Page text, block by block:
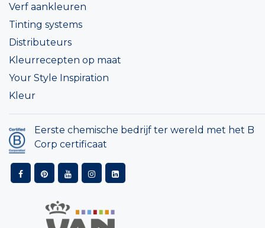
Verf aankleuren
Tinting systems
Distributeurs
Kleurrecepten op maat
Your Style Inspiration
Kleur
Eerste chemische bedrijf ter wereld met het B
Corp certificaat